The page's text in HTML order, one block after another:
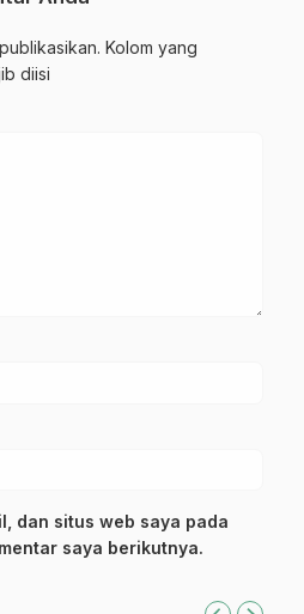
Kolom yang
diisi
dan situs web saya pada
saya berikutnya.